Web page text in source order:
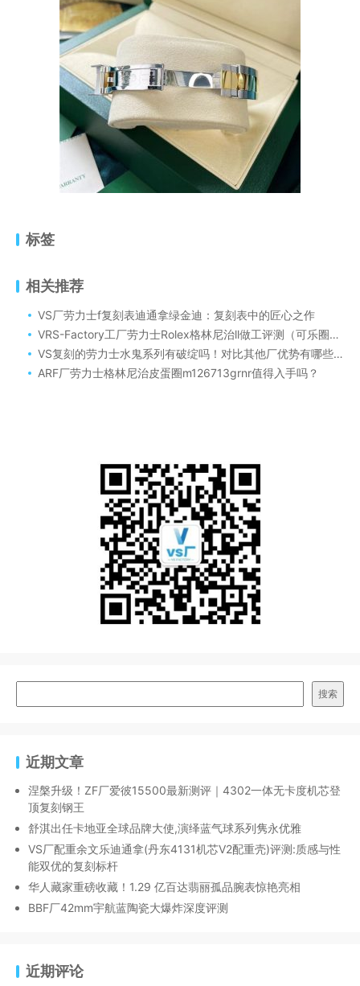
标签
相关推荐
VS厂劳力士f复刻表迪通拿绿金迪：复刻表中的匠心之作
VRS-Factory工厂劳力士Rolex格林尼治ll做工评测（可乐圈12670复刻腕表搭cal.两种机芯3186/3285原版一体机如何）
VS复刻的劳力士水鬼系列有破绽吗！对比其他厂优势有哪些呢？
ARF厂劳力士格林尼治皮蛋圈m126713grnr值得入手吗？
搜索
近期文章
涅槃升级！ZF厂爱彼15500最新测评｜4302一体无卡度机芯登
顶复刻钢王
舒淇出任卡地亚全球品牌大使,演绎蓝气球系列隽永优雅
VS厂配重余文乐迪通拿(丹东4131机芯V2配重壳)评测:质感与性
能双优的复刻标杆
华人藏家重磅收藏！1.29 亿百达翡丽孤品腕表惊艳亮相
BBF厂42mm宇航蓝陶瓷大爆炸深度评测
近期评论